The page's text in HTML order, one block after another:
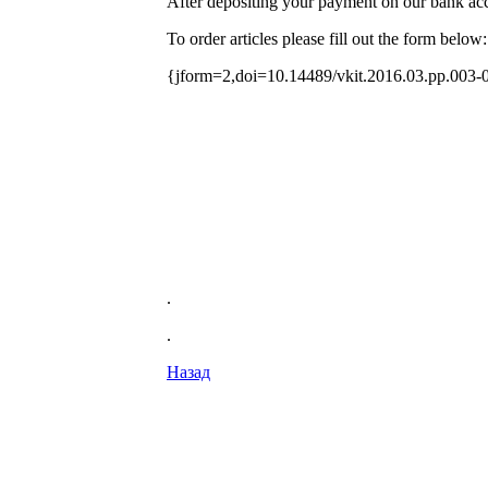
To order articles please fill out the form below:
{jform=2,doi=10.14489/vkit.2016.03.pp.003-
.
.
Назад